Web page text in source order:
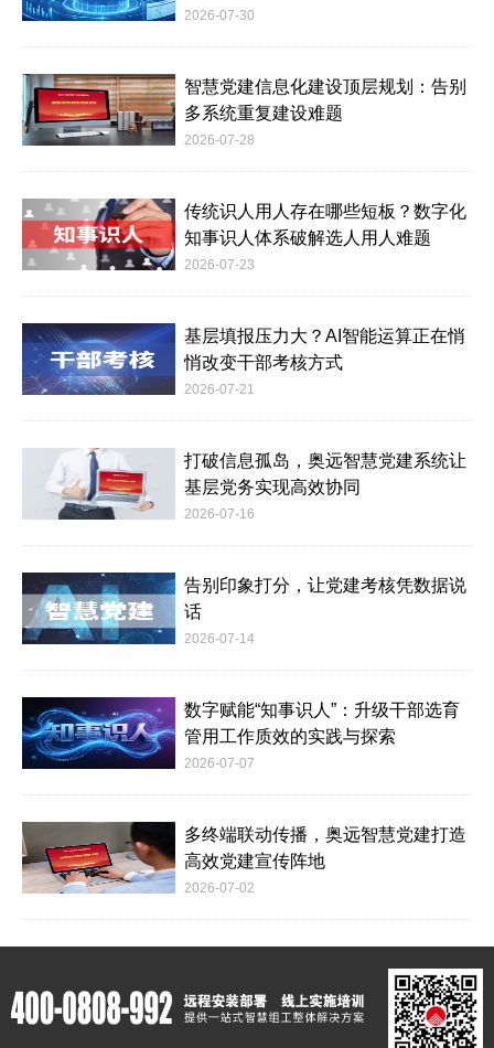
2026-07-30
智慧党建信息化建设顶层规划：告别
多系统重复建设难题
2026-07-28
传统识人用人存在哪些短板？数字化
知事识人体系破解选人用人难题
2026-07-23
基层填报压力大？AI智能运算正在悄
悄改变干部考核方式
2026-07-21
打破信息孤岛，奥远智慧党建系统让
基层党务实现高效协同
2026-07-16
告别印象打分，让党建考核凭数据说
话
2026-07-14
数字赋能“知事识人”：升级干部选育
管用工作质效的实践与探索
2026-07-07
多终端联动传播，奥远智慧党建打造
高效党建宣传阵地
2026-07-02